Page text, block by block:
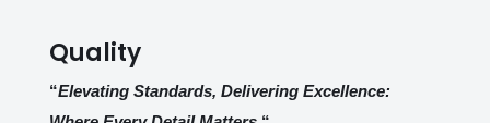
Quality
“Elevating Standards, Delivering Excellence: